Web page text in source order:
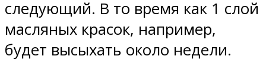
следующий. В то время как 1 слой
масляных красок, например,
будет высыхать около недели.